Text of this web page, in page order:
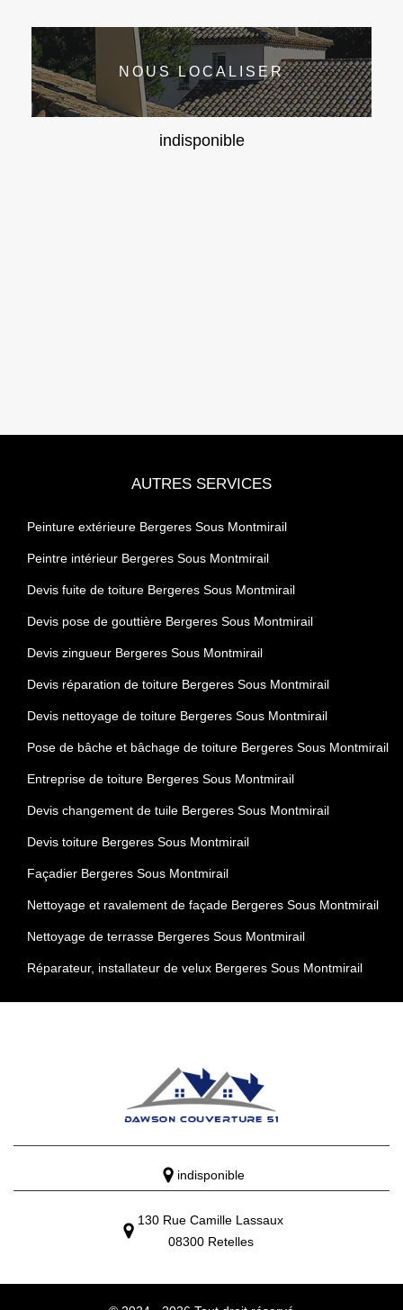
NOUS LOCALISER
indisponible
AUTRES SERVICES
Peinture extérieure Bergeres Sous Montmirail
Peintre intérieur Bergeres Sous Montmirail
Devis fuite de toiture Bergeres Sous Montmirail
Devis pose de gouttière Bergeres Sous Montmirail
Devis zingueur Bergeres Sous Montmirail
Devis réparation de toiture Bergeres Sous Montmirail
Devis nettoyage de toiture Bergeres Sous Montmirail
Pose de bâche et bâchage de toiture Bergeres Sous Montmirail
Entreprise de toiture Bergeres Sous Montmirail
Devis changement de tuile Bergeres Sous Montmirail
Devis toiture Bergeres Sous Montmirail
Façadier Bergeres Sous Montmirail
Nettoyage et ravalement de façade Bergeres Sous Montmirail
Nettoyage de terrasse Bergeres Sous Montmirail
Réparateur, installateur de velux Bergeres Sous Montmirail
indisponible
130 Rue Camille Lassaux
08300 Retelles